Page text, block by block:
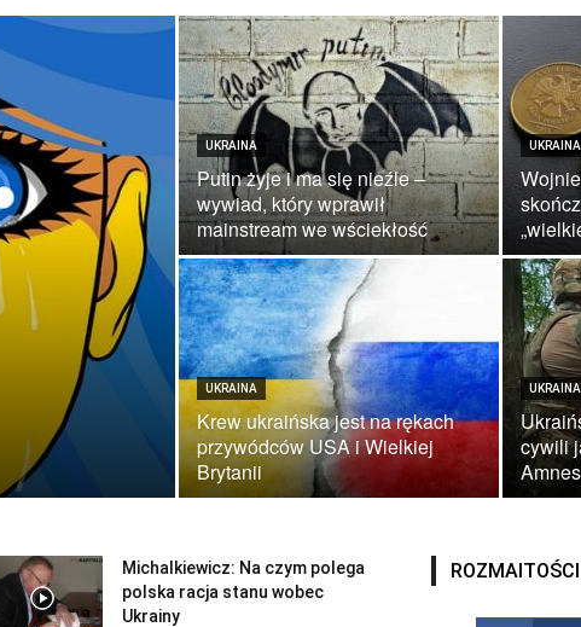
UKRAINA
Putin żyje i ma się nieźle –
wywiad, który wprawił
mainstream we wściekłość
UKRAINA
UKRAINA
Krew ukraińska jest na rękach
przywódców USA i Wielkiej
Brytanii
UKRAINA
cywili
Michalkiewicz: Na czym polega
polska racja stanu wobec
Ukrainy
ROZMAITOŚCI